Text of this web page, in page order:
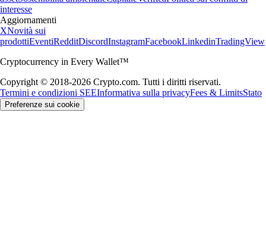
interesse
Aggiornamenti
XNovità sui
prodottiEventiRedditDiscordInstagramFacebookLinkedinTradingView
Cryptocurrency in Every Wallet™
Copyright © 2018-2026 Crypto.com. Tutti i diritti riservati.
Termini e condizioni SEEInformativa sulla privacyFees & LimitsStato
Preferenze sui cookie